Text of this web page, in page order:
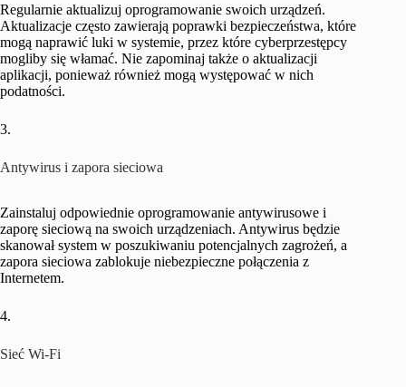
Regularnie aktualizuj oprogramowanie swoich urządzeń.
Aktualizacje często zawierają poprawki bezpieczeństwa, które
mogą naprawić luki w systemie, przez które cyberprzestępcy
mogliby się włamać. Nie zapominaj także o aktualizacji
aplikacji, ponieważ również mogą występować w nich
podatności.
3.
Antywirus i zapora sieciowa
Zainstaluj odpowiednie oprogramowanie antywirusowe i
zaporę sieciową na swoich urządzeniach. Antywirus będzie
skanował system w poszukiwaniu potencjalnych zagrożeń, a
zapora sieciowa zablokuje niebezpieczne połączenia z
Internetem.
4.
Sieć Wi-Fi